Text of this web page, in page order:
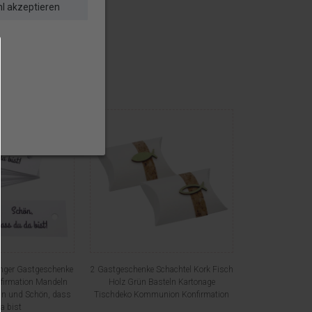
Gastgeschenke
Mandeln
und Schön, dass
bist
2 Gastgeschenke Schachtel Kork Fisch
Holz Grün Basteln Kartonage
Tischdeko Kommunion Konfirmation
akzeptieren